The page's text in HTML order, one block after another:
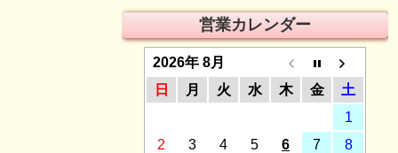
営業カレンダー
2026年 8月
日
月 火 水 木 金
土
1
2
3 4 5 6 7
8